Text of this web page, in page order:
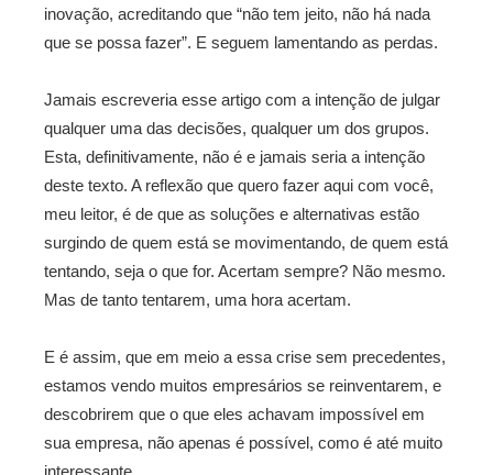
inovação, acreditando que “não tem jeito, não há nada
que se possa fazer”. E seguem lamentando as perdas.
Jamais escreveria esse artigo com a intenção de julgar
qualquer uma das decisões, qualquer um dos grupos.
Esta, definitivamente, não é e jamais seria a intenção
deste texto. A reflexão que quero fazer aqui com você,
meu leitor, é de que as soluções e alternativas estão
surgindo de quem está se movimentando, de quem está
tentando, seja o que for. Acertam sempre? Não mesmo.
Mas de tanto tentarem, uma hora acertam.
E é assim, que em meio a essa crise sem precedentes,
estamos vendo muitos empresários se reinventarem, e
descobrirem que o que eles achavam impossível em
sua empresa, não apenas é possível, como é até muito
interessante.